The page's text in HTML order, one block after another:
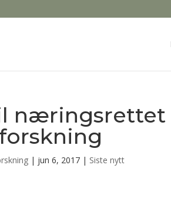
næringsrettet
| jun 6, 2017 | Siste nytt